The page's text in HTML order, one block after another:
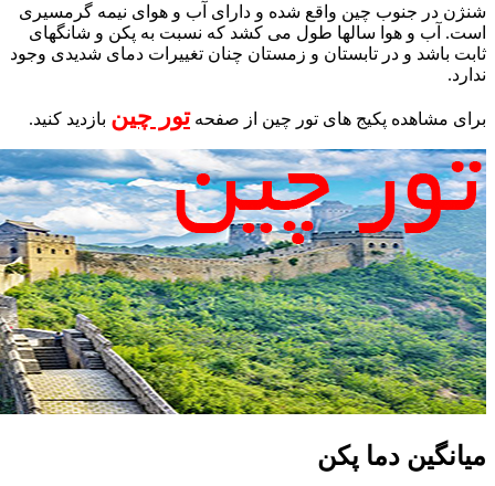
شنژن در جنوب چین واقع شده و دارای آب و هوای نیمه گرمسیری
است. آب و هوا سالها طول می کشد که نسبت به پکن و شانگهای
ثابت باشد و در تابستان و زمستان چنان تغییرات دمای شدیدی وجود
ندارد.
برای مشاهده پکیج های تور چین از صفحهتور چین بازدید کنید.
میانگین دما پکن